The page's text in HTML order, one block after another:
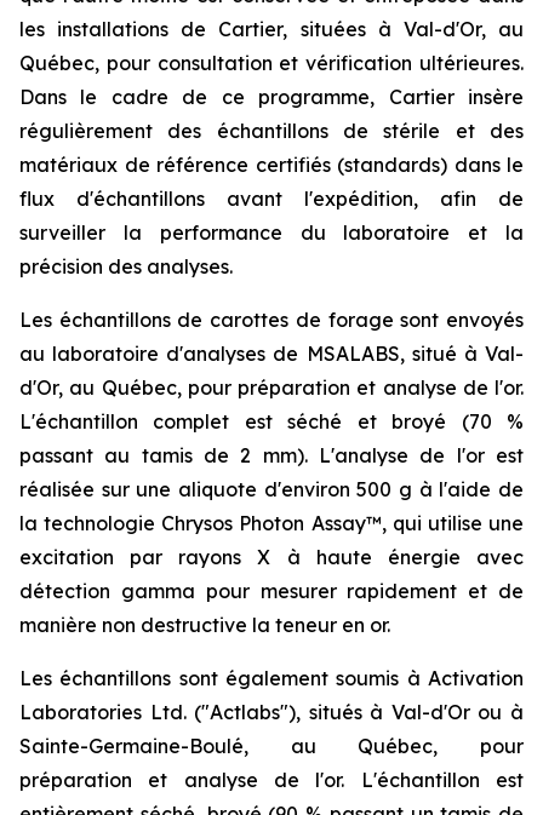
les installations de Cartier, situées à Val-d'Or, au
Québec, pour consultation et vérification ultérieures.
Dans le cadre de ce programme, Cartier insère
régulièrement des échantillons de stérile et des
matériaux de référence certifiés (standards) dans le
flux d'échantillons avant l'expédition, afin de
surveiller la performance du laboratoire et la
précision des analyses.
Les échantillons de carottes de forage sont envoyés
au laboratoire d'analyses de MSALABS, situé à Val-
d'Or, au Québec, pour préparation et analyse de l'or.
L'échantillon complet est séché et broyé (70 %
passant au tamis de 2 mm). L'analyse de l'or est
réalisée sur une aliquote d'environ 500 g à l'aide de
la technologie Chrysos Photon Assay™, qui utilise une
excitation par rayons X à haute énergie avec
détection gamma pour mesurer rapidement et de
manière non destructive la teneur en or.
Les échantillons sont également soumis à Activation
Laboratories Ltd. ("Actlabs"), situés à Val-d'Or ou à
Sainte-Germaine-Boulé, au Québec, pour
préparation et analyse de l'or. L'échantillon est